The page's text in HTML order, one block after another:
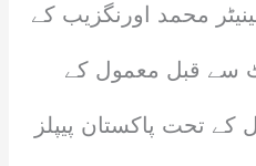
محمد اورنگزیب کے
سے قبل معمول کے
تحت پاکستان پیپلز